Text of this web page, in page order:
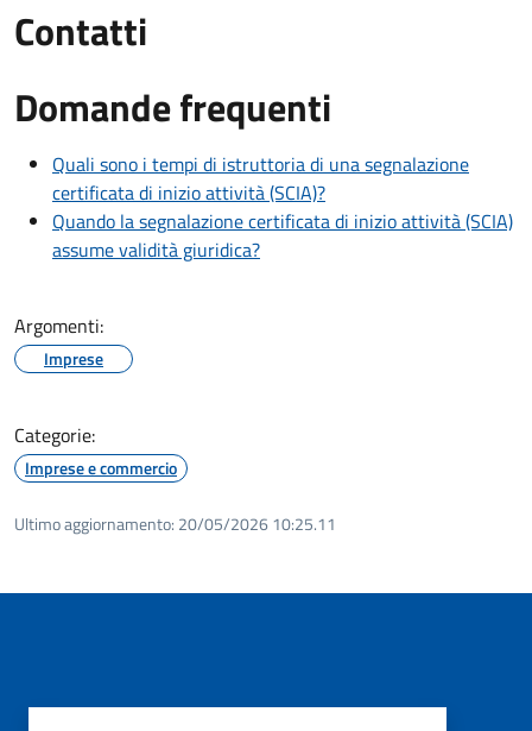
Contatti
Domande frequenti
Quali sono i tempi di istruttoria di una segnalazione
certificata di inizio attività (SCIA)?
Quando la segnalazione certificata di inizio attività (SCIA)
assume validità giuridica?
Argomenti:
Imprese
Categorie:
Imprese e commercio
Ultimo aggiornamento: 20/05/2026 10:25.11